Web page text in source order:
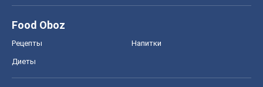
Food Oboz
Рецепты Напитки
Диеты